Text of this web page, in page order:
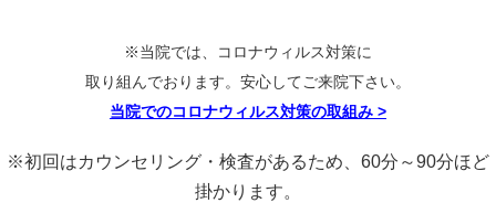
※当院では、コロナウィルス対策に
取り組んでおります。安心してご来院下さい。
当院でのコロナウィルス対策の取組み >
※初回はカウンセリング・検査があるため、60分～90分ほど
掛かります。